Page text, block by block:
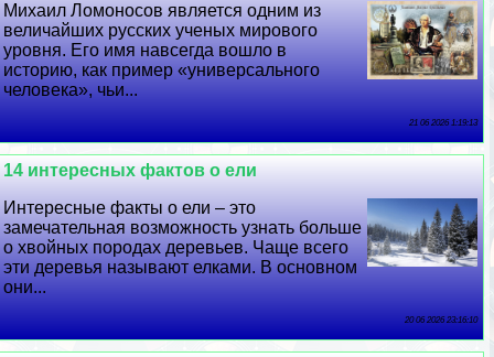
Михаил Ломоносов является одним из
величайших русских ученых мирового
уровня. Его имя навсегда вошло в
историю, как пример «универсального
человека», чьи...
21 06 2026 1:19:13
14 интересных фактов о ели
Интересные факты о ели – это
замечательная возможность узнать больше
о хвойных породах деревьев. Чаще всего
эти деревья называют елками. В основном
они...
20 06 2026 23:16:10